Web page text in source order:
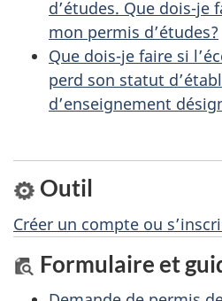
s
u
r
c
t
t
e
p
a
d’études. Que dois-je
mon permis d’études?
Que dois-je faire si
perd son statut
d’enseignement
Outil
Créer un compte ou
Formulaire et